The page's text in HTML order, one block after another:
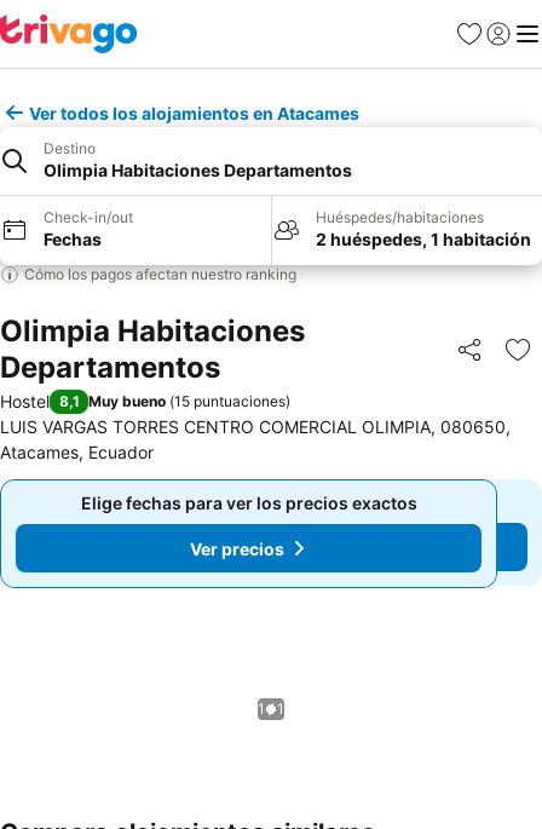
Favoritos
Iniciar
Ver todos los alojamientos en Atacames
Destino
Olimpia Habitaciones Departamentos
Check-in/out
Fechas
Huéspedes/habitaciones
2 huéspedes, 1 habitación
Cómo los pagos afectan nuestro ranking
Olimpia Habitaciones
Departamentos
Compartir
Hostel 8,1 Muy bueno (15 puntuaciones)
LUIS VARGAS TORRES CENTRO COMERCIAL OLIMPIA, 080650,
Atacames, Ecuador
Elige fechas para ver los precios exactos
Ver precios
Elige fechas para ver los precios exactos
Ver precios
1 / 1